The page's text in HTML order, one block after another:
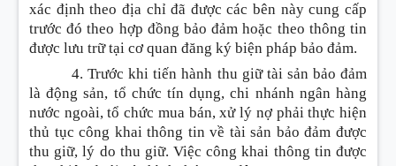
xác định theo địa chỉ đã được các bên này cung cấp
trước đó theo hợp đồng bảo đảm hoặc theo thông tin
được lưu trữ tại cơ quan đăng ký biện pháp bảo đảm.
4. Trước khitiến hành thu giữ tài sản bảo đảm
là động sản, tổ chức tín dụng, chi nhánh ngân hàng
nước ngoài, tổ chức mua bán, xử lý nợ phải thực hiện
thủ tục công khai thông tin về tài sản bảo đảm được
thu giữ, lý do thu giữ. Việc công khai thông tin được